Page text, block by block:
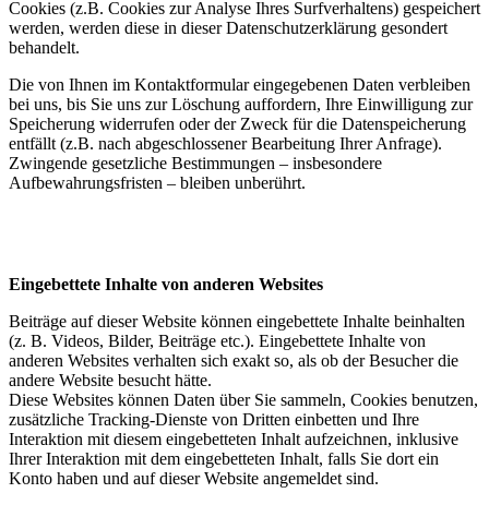
Cookies (z.B. Cookies zur Analyse Ihres Surfverhaltens) gespeichert
werden, werden diese in dieser Datenschutzerklärung gesondert
behandelt.
Die von Ihnen im Kontaktformular eingegebenen Daten verbleiben
bei uns, bis Sie uns zur Löschung auffordern, Ihre Einwilligung zur
Speicherung widerrufen oder der Zweck für die Datenspeicherung
entfällt (z.B. nach abgeschlossener Bearbeitung Ihrer Anfrage).
Zwingende gesetzliche Bestimmungen – insbesondere
Aufbewahrungsfristen – bleiben unberührt.
Eingebettete Inhalte von anderen Websites
Beiträge auf dieser Website können eingebettete Inhalte beinhalten
(z. B. Videos, Bilder, Beiträge etc.). Eingebettete Inhalte von
anderen Websites verhalten sich exakt so, als ob der Besucher die
andere Website besucht hätte.
Diese Websites können Daten über Sie sammeln, Cookies benutzen,
zusätzliche Tracking-Dienste von Dritten einbetten und Ihre
Interaktion mit diesem eingebetteten Inhalt aufzeichnen, inklusive
Ihrer Interaktion mit dem eingebetteten Inhalt, falls Sie dort ein
Konto haben und auf dieser Website angemeldet sind.